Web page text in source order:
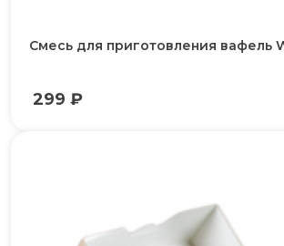
Смесь для приготовления вафель
299 ₽